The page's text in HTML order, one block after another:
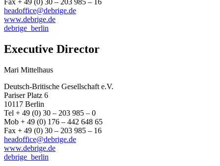
Fax + 49 (0) 30 – 203 985 – 16
headoffice@debrige.de
www.debrige.de
debrige_berlin
Executive Director
Mari Mittelhaus
Deutsch-Britische Gesellschaft e.V.
Pariser Platz 6
10117 Berlin
Tel + 49 (0) 30 – 203 985 – 0
Mob + 49 (0) 176 – 442 648 65
Fax + 49 (0) 30 – 203 985 – 16
headoffice@debrige.de
www.debrige.de
debrige_berlin